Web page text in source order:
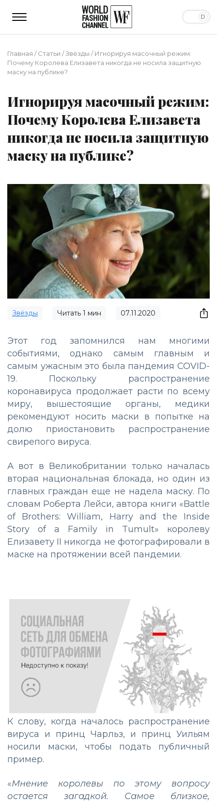
Главная /Статьи /Звёзды /Игнорируя масочный режим:
Почему Королева Елизавета никогда не носила защитную
маску на публике?
Игнорируя масочный режим:
Почему Королева Елизавета
никогда не носила защитную
маску на публике?
Звёзды Читать 1 мин 07.11.2020
Этот год запомнился нам многими
событиями, однако самым главным и
самым ужасным это была пандемия COVID-
19. Поскольку распространение
коронавируса продолжает расти по всему
миру, вышестоящие органы, медики
рекомендуют носить маски в попытке на
долю приостановить распространение
свирепого вируса.
А вот в Великобритании только началась
вторая национальная блокада, но один из
главных граждан еще не надела маску. По
словам Роберта Лейси, автора книги «Battle
of Brothers: William, Harry and the Inside
Story of a Family in Tumult» королеву
Елизавету II никогда не фотографировали в
маске на протяжении всей пандемии.
К слову, когда началось распространение
вируса и принц Чарльз, и принц Уильям
носили маски, чтобы подать публичный
пример.
«Мнение королевы по этому вопросу
остается загадкой. Самое близкое,